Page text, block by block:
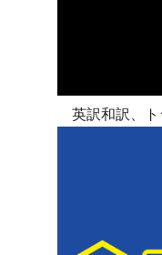
英訳和訳、